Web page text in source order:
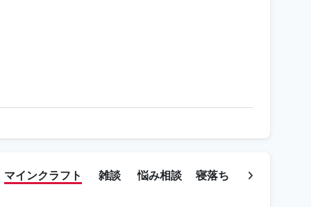
マインクラフト 雑談 悩み相談 寝落ち
ゲームの相